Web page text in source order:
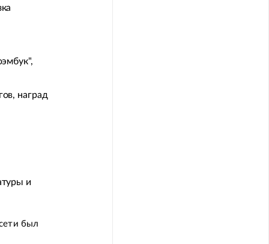
наград
и
был